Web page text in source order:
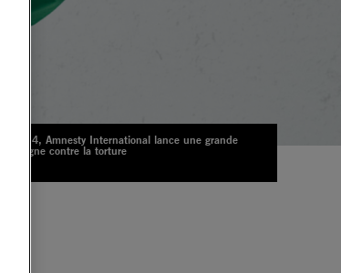
En 2014, Amnesty International lance une grande
campagne contre la torture